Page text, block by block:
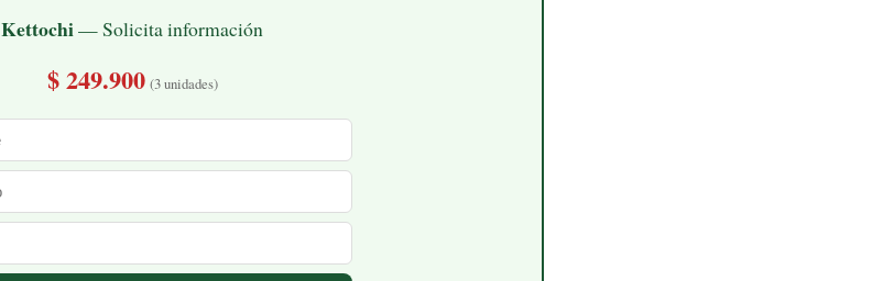
Kettochi— Solicita información
$ 249.900 (3 unidades)